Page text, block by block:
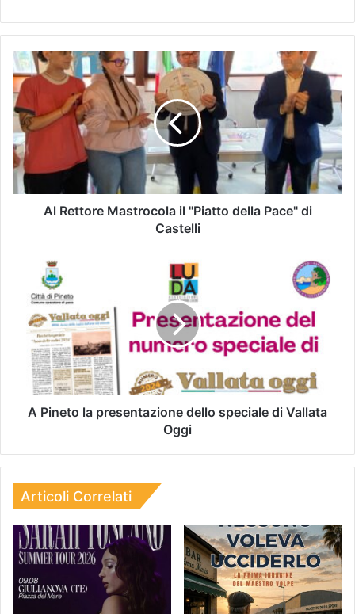
Al Rettore Mastrocola il "Piatto della Pace" di
Castelli
A Pineto la presentazione dello speciale di Vallata
Oggi
Articoli Correlati